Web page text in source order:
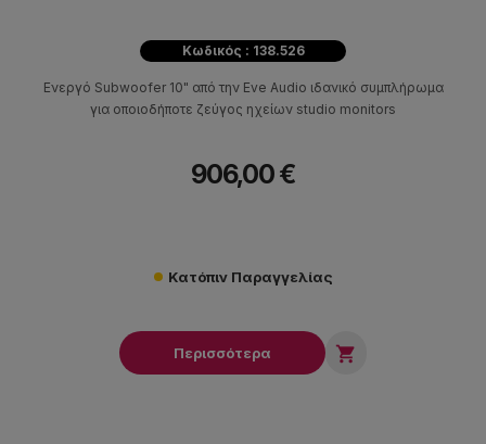
Κωδικός : 138.526
Ενεργό Subwoofer 10" από την Eve Audio ιδανικό συμπλήρωμα
για οποιοδήποτε ζεύγος ηχείων studio monitors
906,00 €
Κατόπιν Παραγγελίας
Περισσότερα 